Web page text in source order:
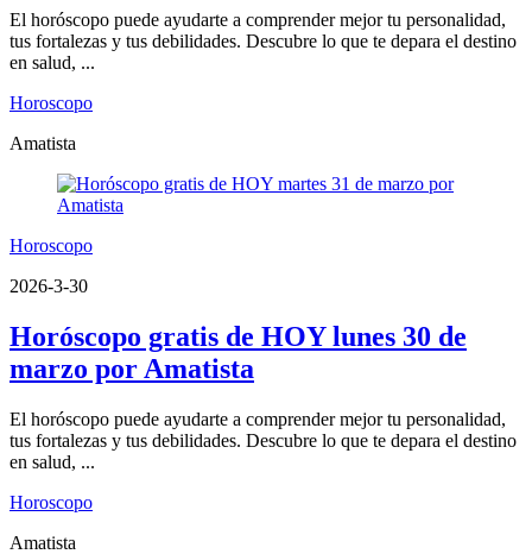
El horóscopo puede ayudarte a comprender mejor tu personalidad,
tus fortalezas y tus debilidades. Descubre lo que te depara el destino
en salud, ...
Horoscopo
Amatista
Horoscopo
2026-3-30
Horóscopo gratis de HOY lunes 30 de
marzo por Amatista
El horóscopo puede ayudarte a comprender mejor tu personalidad,
tus fortalezas y tus debilidades. Descubre lo que te depara el destino
en salud, ...
Horoscopo
Amatista